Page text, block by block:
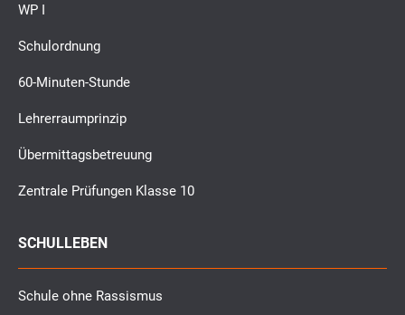
WP I
Schulordnung
60-Minuten-Stunde
Lehrerraumprinzip
Übermittagsbetreuung
Zentrale Prüfungen Klasse 10
SCHULLEBEN
Schule ohne Rassismus